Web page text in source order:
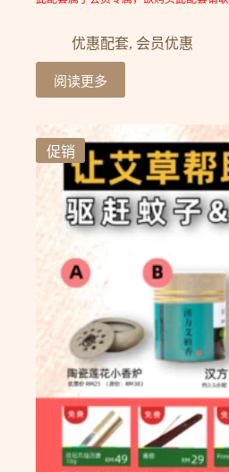
优惠配套, 会员优惠
阅读更多
促销